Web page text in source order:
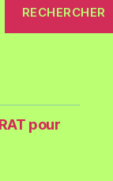
RECHERCHER
pour